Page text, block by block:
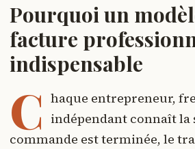
Pourquoi un
facture
indispensable
C haque entrepreneur,
indépendant connaît la
commande est terminée, le